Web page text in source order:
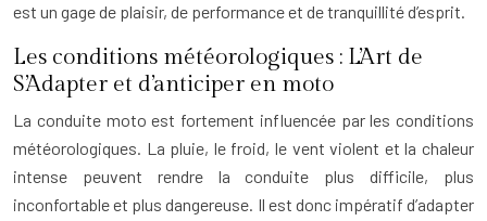
est un gage de plaisir, de performance et de tranquillité d’esprit.
Les conditions météorologiques : L’Art de
S’Adapter et d’anticiper en moto
La conduite moto est fortement influencée par les conditions
météorologiques. La pluie, le froid, le vent violent et la chaleur
intense peuvent rendre la conduite plus difficile, plus
inconfortable et plus dangereuse. Il est donc impératif d’adapter